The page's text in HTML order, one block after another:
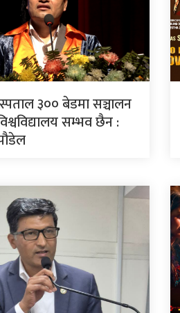
३०० बेडमा सञ्चालन
सम्भव छैन :